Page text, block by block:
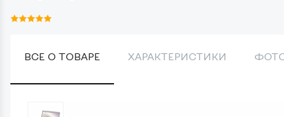
ВСЕ О ТОВАРЕ ХАРАКТЕРИСТИКИ